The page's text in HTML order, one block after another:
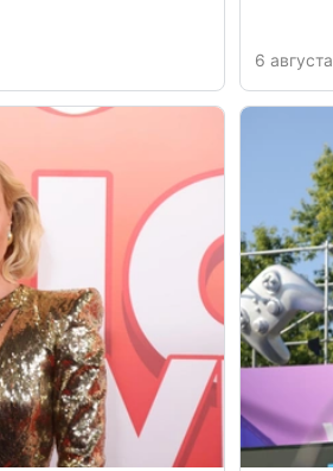
6 августа